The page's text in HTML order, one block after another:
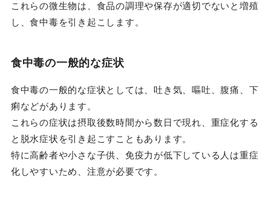
これらの微生物は、食品の調理や保存が適切でないと増殖
し、食中毒を引き起こします。
食中毒の一般的な症状
食中毒の一般的な症状としては、吐き気、嘔吐、腹痛、下
痢などがあります。
これらの症状は摂取後数時間から数日で現れ、重症化する
と脱水症状を引き起こすこともあります。
特に高齢者や小さな子供、免疫力が低下している人は重症
化しやすいため、注意が必要です。